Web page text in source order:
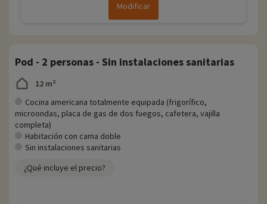
Modificar
Pod - 2 personas - Sin instalaciones sanitarias
12 m²
Cocina americana totalmente equipada (frigorífico,
microondas, placa de gas de dos fuegos, cafetera, vajilla
completa)
Habitación con cama doble
Sin instalaciones sanitarias
¿Qué incluye el precio?